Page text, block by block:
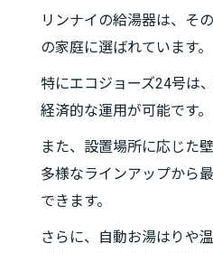
リンナイの給湯器は、そ
の家庭に選ばれています。
特にエコジョーズ24号は
経済的な運用が可能です。
また、設置場所に応じた
多様なラインアップから
できます。
さらに、自動お湯はりや